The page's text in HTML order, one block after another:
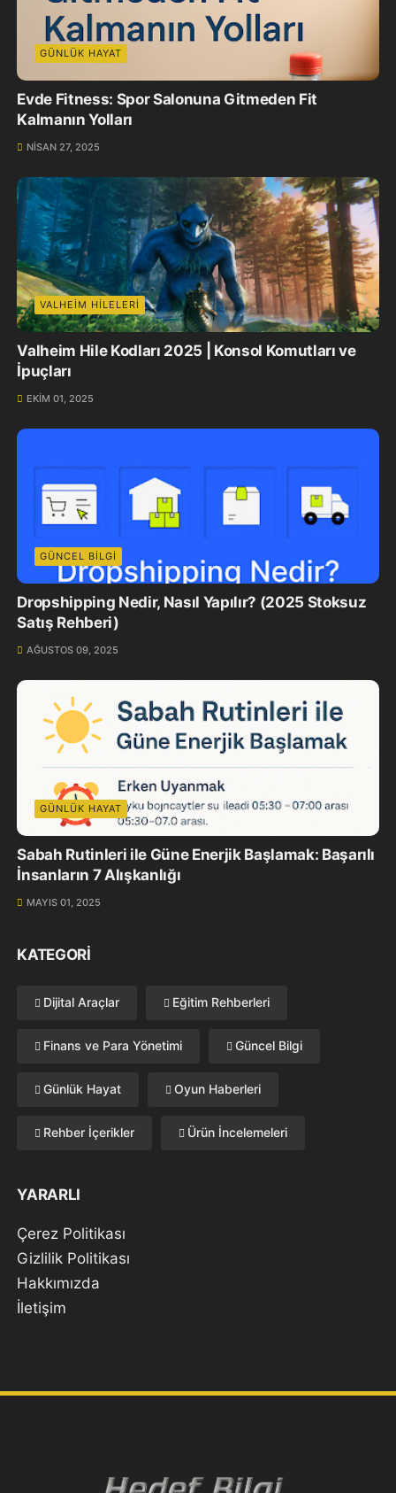
GÜNLÜK HAYAT
Evde Fitness: Spor Salonuna Gitmeden Fit
Kalmanın Yolları
NISAN 27, 2025
VALHEIM HILELERI
Valheim Hile Kodları 2025 | Konsol Komutları ve
İpuçları
EKIM 01, 2025
GÜNCEL BILGI
Dropshipping Nedir, Nasıl Yapılır? (2025 Stoksuz
Satış Rehberi)
AĞUSTOS 09, 2025
GÜNLÜK HAYAT
Sabah Rutinleri ile Güne Enerjik Başlamak: Başarılı
İnsanların 7 Alışkanlığı
MAYIS 01, 2025
KATEGORI
Dijital Araçlar Eğitim Rehberleri
Finans ve Para Yönetimi Güncel Bilgi
Günlük Hayat Oyun Haberleri
Rehber İçerikler Ürün İncelemeleri
YARARLI
Çerez Politikası
Gizlilik Politikası
Hakkımızda
İletişim